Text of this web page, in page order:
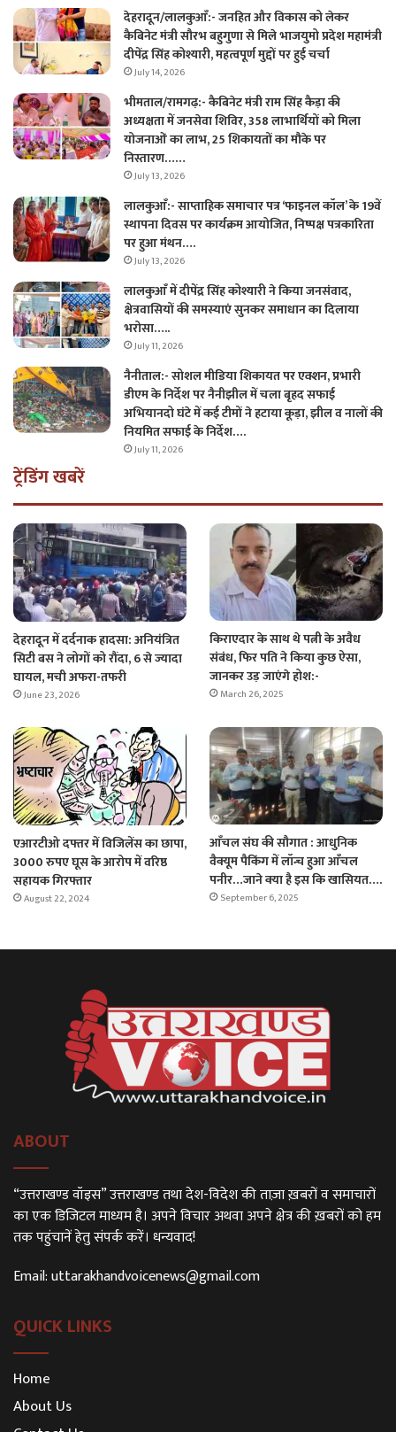
देहरादून/लालकुआँ:- जनहित और विकास को लेकर
कैबिनेट मंत्री सौरभ बहुगुणा से मिले भाजयुमो प्रदेश महामंत्री
दीपेंद्र सिंह कोश्यारी, महत्वपूर्ण मुद्दों पर हुई चर्चा
July 14, 2026
भीमताल/रामगढ़:- कैबिनेट मंत्री राम सिंह कैड़ा की
अध्यक्षता में जनसेवा शिविर, 358 लाभार्थियों को मिला
योजनाओं का लाभ, 25 शिकायतों का मौके पर
निस्तारण……
July 13, 2026
लालकुआँ:- साप्ताहिक समाचार पत्र ‘फाइनल कॉल’ के 19वें
स्थापना दिवस पर कार्यक्रम आयोजित, निष्पक्ष पत्रकारिता
पर हुआ मंथन….
July 13, 2026
लालकुआँ में दीपेंद्र सिंह कोश्यारी ने किया जनसंवाद,
क्षेत्रवासियों की समस्याएं सुनकर समाधान का दिलाया
भरोसा…..
July 11, 2026
नैनीताल:- सोशल मीडिया शिकायत पर एक्शन, प्रभारी
डीएम के निर्देश पर नैनीझील में चला बृहद सफाई
अभियानदो घंटे में कई टीमों ने हटाया कूड़ा, झील व नालों की
नियमित सफाई के निर्देश….
July 11, 2026
ट्रेंडिंग खबरें
देहरादून में दर्दनाक हादसा: अनियंत्रित
सिटी बस ने लोगों को रौंदा, 6 से ज्यादा
घायल, मची अफरा-तफरी
June 23, 2026
किराएदार के साथ थे पत्नी के अवैध
संबंध, फिर पति ने किया कुछ ऐसा,
जानकर उड़ जाएंगे होश:-
March 26, 2025
एआरटीओ दफ्तर में विजिलेंस का छापा,
3000 रुपए घूस के आरोप में वरिष्ठ
सहायक गिरफ्तार
August 22, 2024
आँचल संघ की सौगात : आधुनिक
वैक्यूम पैकिंग में लॉन्च हुआ आँचल
पनीर…जाने क्या है इस कि खासियत….
September 6, 2025
ABOUT
“उत्तराखण्ड वॉइस” उत्तराखण्ड तथा देश-विदेश की ताज़ा ख़बरों व समाचारों
का एक डिजिटल माध्यम है। अपने विचार अथवा अपने क्षेत्र की ख़बरों को हम
तक पहुंचानें हेतु संपर्क करें। धन्यवाद!
Email:uttarakhandvoicenews@gmail.com
QUICK LINKS
Home
About Us